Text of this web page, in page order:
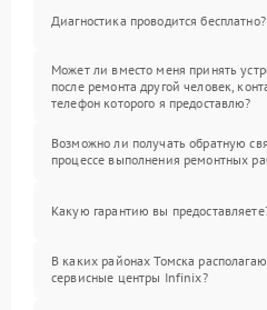
Диагностика проводится бесплатно?
Может ли вместо меня принять
после ремонта другой человек,
телефон которого я предоставлю?
Возможно ли получать обратную
процессе выполнения ремонтных
Какую гарантию вы
В каких районах Томска
сервисные центры Infinix?